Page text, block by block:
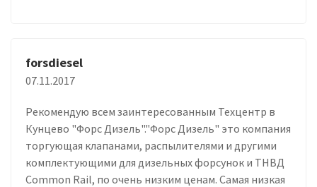
forsdiesel
07.11.2017
Рекомендую всем заинтересованным Техцентр в
Кунцево "Форс Дизель"."Форс Дизель" это компания
торгующая клапанами, распылителями и другими
комплектующими для дизельных форсунок и ТНВД
Common Rail, по очень низким ценам. Самая низкая